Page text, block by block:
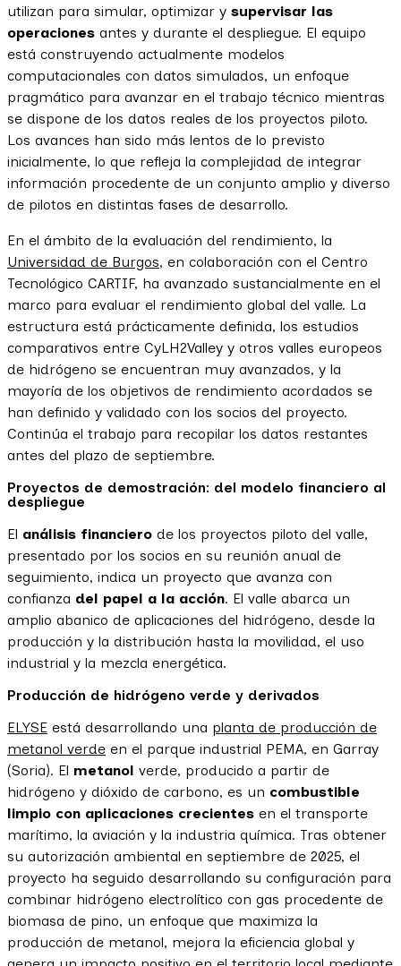
utilizan para simular, optimizar y supervisar las
operaciones antes y durante el despliegue. El equipo
está construyendo actualmente modelos
computacionales con datos simulados, un enfoque
pragmático para avanzar en el trabajo técnico mientras
se dispone de los datos reales de los proyectos piloto.
Los avances han sido más lentos de lo previsto
inicialmente, lo que refleja la complejidad de integrar
información procedente de un conjunto amplio y diverso
de pilotos en distintas fases de desarrollo.
En el ámbito de la evaluación del rendimiento, la
Universidad de Burgos, en colaboración con el Centro
Tecnológico CARTIF, ha avanzado sustancialmente en el
marco para evaluar el rendimiento global del valle. La
estructura está prácticamente definida, los estudios
comparativos entre CyLH2Valley y otros valles europeos
de hidrógeno se encuentran muy avanzados, y la
mayoría de los objetivos de rendimiento acordados se
han definido y validado con los socios del proyecto.
Continúa el trabajo para recopilar los datos restantes
antes del plazo de septiembre.
Proyectos de demostración: del modelo financiero al
despliegue
El análisis financiero de los proyectos piloto del valle,
presentado por los socios en su reunión anual de
seguimiento, indica un proyecto que avanza con
confianza del papel a la acción. El valle abarca un
amplio abanico de aplicaciones del hidrógeno, desde la
producción y la distribución hasta la movilidad, el uso
industrial y la mezcla energética.
Producción de hidrógeno verde y derivados
ELYSE está desarrollando una planta de producción de
metanol verde en el parque industrial PEMA, en Garray
(Soria). El metanol verde, producido a partir de
hidrógeno y dióxido de carbono, es un combustible
limpio con aplicaciones crecientes en el transporte
marítimo, la aviación y la industria química. Tras obtener
su autorización ambiental en septiembre de 2025, el
proyecto ha seguido desarrollando su configuración para
combinar hidrógeno electrolítico con gas procedente de
biomasa de pino, un enfoque que maximiza la
producción de metanol, mejora la eficiencia global y